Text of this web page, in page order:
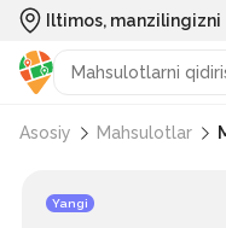
Iltimos,
Asosiy Mahsulotlar
Yangi